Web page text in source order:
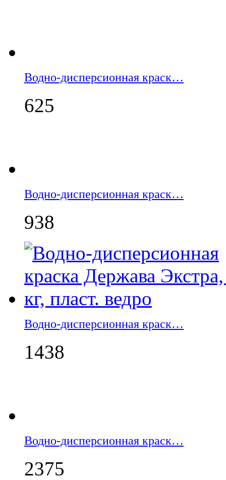
Водно-дисперсионная краск…
625
Водно-дисперсионная краск…
938
Водно-дисперсионная краск…
1438
Водно-дисперсионная краск…
2375